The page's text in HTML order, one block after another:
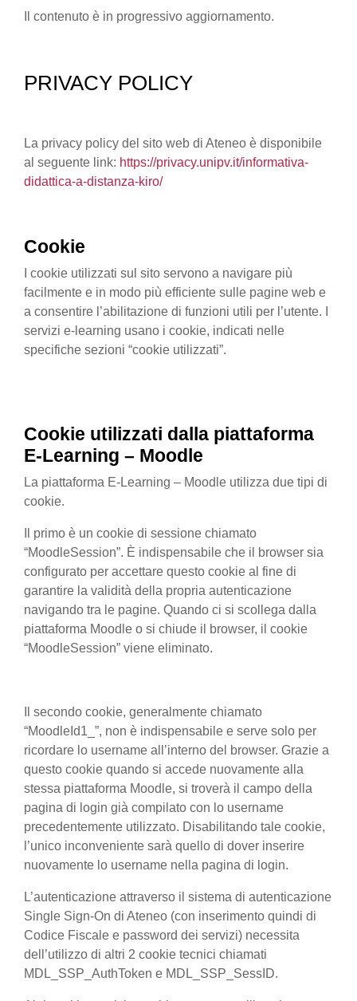
Il contenuto è in progressivo aggiornamento.
PRIVACY POLICY
La privacy policy del sito web di Ateneo è disponibile
al seguente link: https://privacy.unipv.it/informativa-
didattica-a-distanza-kiro/
Cookie
I cookie utilizzati sul sito servono a navigare più
facilmente e in modo più efficiente sulle pagine web e
a consentire l’abilitazione di funzioni utili per l’utente. I
servizi e-learning usano i cookie, indicati nelle
specifiche sezioni “cookie utilizzati”.
Cookie utilizzati dalla piattaforma
E-Learning – Moodle
La piattaforma E-Learning – Moodle utilizza due tipi di
cookie.
Il primo è un cookie di sessione chiamato
“MoodleSession”. È indispensabile che il browser sia
configurato per accettare questo cookie al fine di
garantire la validità della propria autenticazione
navigando tra le pagine. Quando ci si scollega dalla
piattaforma Moodle o si chiude il browser, il cookie
“MoodleSession” viene eliminato.
Il secondo cookie, generalmente chiamato
“MoodleId1_”, non è indispensabile e serve solo per
ricordare lo username all’interno del browser. Grazie a
questo cookie quando si accede nuovamente alla
stessa piattaforma Moodle, si troverà il campo della
pagina di login già compilato con lo username
precedentemente utilizzato. Disabilitando tale cookie,
l’unico inconveniente sarà quello di dover inserire
nuovamente lo username nella pagina di login.
L’autenticazione attraverso il sistema di autenticazione
Single Sign-On di Ateneo (con inserimento quindi di
Codice Fiscale e password dei servizi) necessita
dell’utilizzo di altri 2 cookie tecnici chiamati
MDL_SSP_AuthToken e MDL_SSP_SessID.